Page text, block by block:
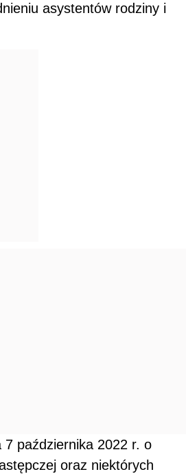
asystentów rodziny i
października 2022 r. o
oraz niektórych